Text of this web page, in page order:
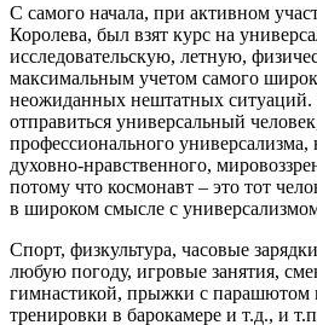
С самого начала, при активном
Королева, был взят курс на
исследовательскую, летную,
максимальным учетом самого
неожиданных нештатных
отправиться универсальный
профессионального
духовно-нравственного,
потому что космонавт – это тот
в широком смысле с
Спорт, физкультура, часовые
любую погоду, игровые занятия,
гимнастикой, прыжки с парашютом
тренировки в барокамере и т.д., и